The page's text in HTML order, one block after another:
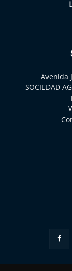
Avenida
SOCIEDAD